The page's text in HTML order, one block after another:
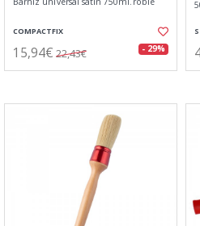
COMPACTFIX
15,94€ 22,43€ - 29%